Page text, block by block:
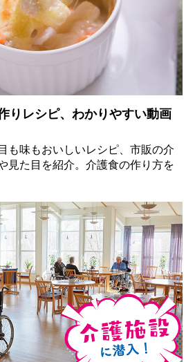
りレシピ、わかりやすい動画
も味もおいしいレシピ、市販の介
見た目を紹介。介護食の作り方を